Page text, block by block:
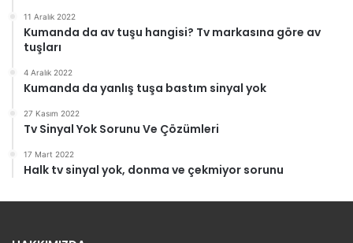
11 Aralık 2022
Kumanda da av tuşu hangisi? Tv markasına göre av
tuşları
4 Aralık 2022
Kumanda da yanlış tuşa bastım sinyal yok
27 Kasım 2022
Tv Sinyal Yok Sorunu Ve Çözümleri
17 Mart 2022
Halk tv sinyal yok, donma ve çekmiyor sorunu